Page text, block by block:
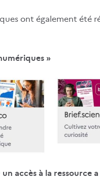
ont également été
»
accès à la ressource